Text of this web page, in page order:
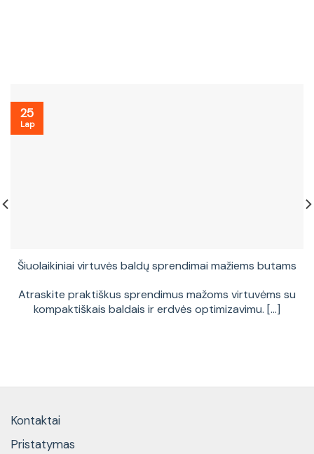
Šiuolaikiniai virtuvės baldų sprendimai mažiems butams
Atraskite praktiškus sprendimus mažoms virtuvėms su
kompaktiškais baldais ir erdvės optimizavimu. [...]
25
Lap
Kontaktai
Pristatymas